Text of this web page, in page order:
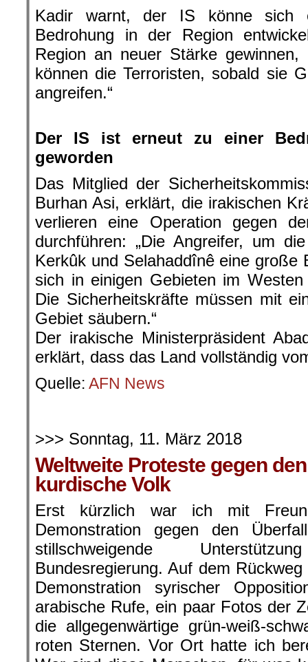
Kadir warnt, der IS könne sich
Bedrohung in der Region
Region an neuer Stärke
können die Terroristen, sobald sie
angreifen.“
Der IS ist erneut zu einer
geworden
Das Mitglied der
Burhan Asi, erklärt, die irakischen
verlieren eine Operation gegen
durchführen: „Die Angreifer, um
Kerkûk und Selahaddînê eine große
sich in einigen Gebieten im
Die Sicherheitskräfte müssen mit
Gebiet säubern.“
Der irakische Ministerpräsident
erklärt, dass das Land vollständig
Quelle: AFN News
>>> Sonntag, 11. März 2018
Weltweite Proteste gegen
kurdische Volk
Erst kürzlich war ich mit
Demonstration gegen den
stillschweigende
Bundesregierung. Auf dem
Demonstration syrischer
arabische Rufe, ein paar Fotos der
die allgegenwärtige grün-weiß-
roten Sternen. Vor Ort hatte ich